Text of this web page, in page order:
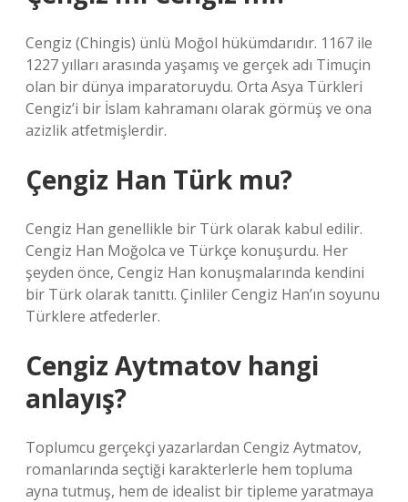
Cengiz (Chingis) ünlü Moğol hükümdarıdır. 1167 ile
1227 yılları arasında yaşamış ve gerçek adı Timuçin
olan bir dünya imparatoruydu. Orta Asya Türkleri
Cengiz’i bir İslam kahramanı olarak görmüş ve ona
azizlik atfetmişlerdir.
Çengiz Han Türk mu?
Cengiz Han genellikle bir Türk olarak kabul edilir.
Cengiz Han Moğolca ve Türkçe konuşurdu. Her
şeyden önce, Cengiz Han konuşmalarında kendini
bir Türk olarak tanıttı. Çinliler Cengiz Han’ın soyunu
Türklere atfederler.
Cengiz Aytmatov hangi
anlayış?
Toplumcu gerçekçi yazarlardan Cengiz Aytmatov,
romanlarında seçtiği karakterlerle hem topluma
ayna tutmuş, hem de idealist bir tipleme yaratmaya